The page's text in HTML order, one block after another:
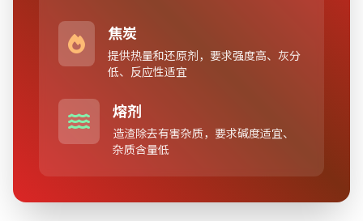
焦炭
提供热量和还原剂，要求强度高、灰分
低、反应性适宜
熔剂
造渣除去有害杂质，要求碱度适宜、
杂质含量低